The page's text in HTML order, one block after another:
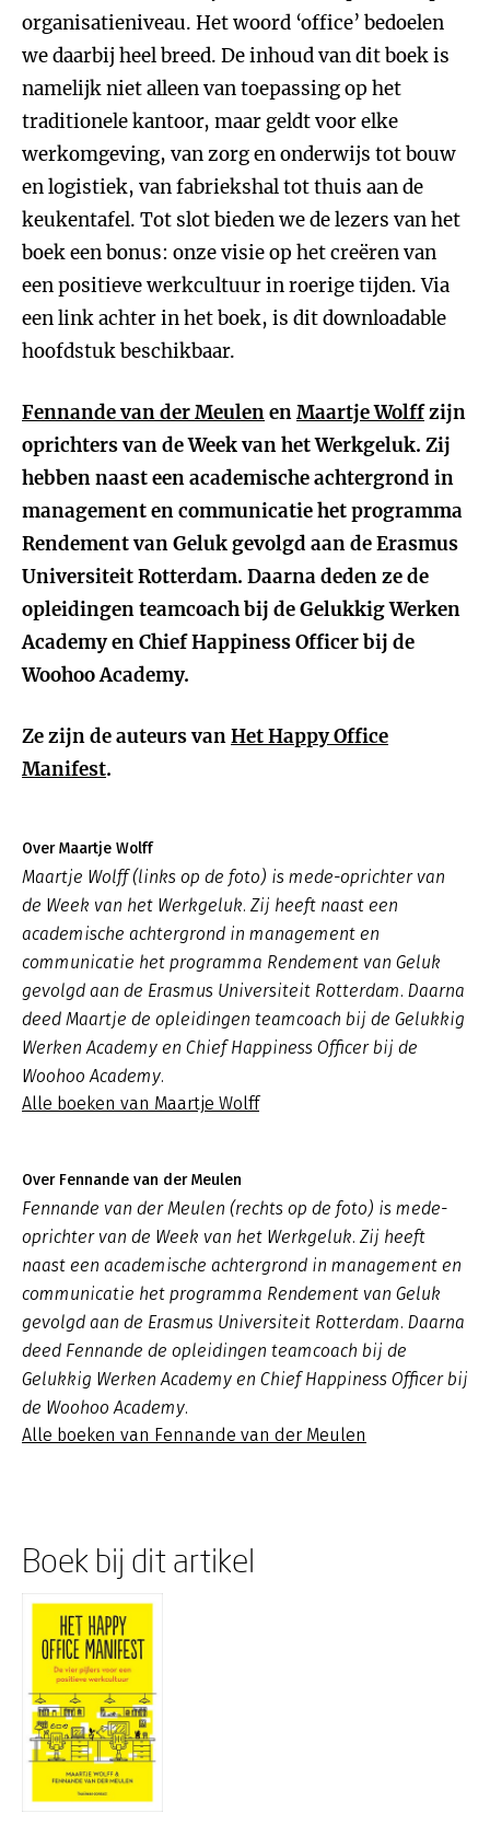
organisatieniveau. Het woord ‘office’ bedoelen
we daarbij heel breed. De inhoud van dit boek is
namelijk niet alleen van toepassing op het
traditionele kantoor, maar geldt voor elke
werkomgeving, van zorg en onderwijs tot bouw
en logistiek, van fabriekshal tot thuis aan de
keukentafel. Tot slot bieden we de lezers van het
boek een bonus: onze visie op het creëren van
een positieve werkcultuur in roerige tijden. Via
een link achter in het boek, is dit downloadable
hoofdstuk beschikbaar.
Fennande van der MeulenenMaartje Wolffzijn
oprichters van de Week van het Werkgeluk. Zij
hebben naast een academische achtergrond in
management en communicatie het programma
Rendement van Geluk gevolgd aan de Erasmus
Universiteit Rotterdam. Daarna deden ze de
opleidingen teamcoach bij de Gelukkig Werken
Academy en Chief Happiness Officer bij de
Woohoo Academy.
Ze zijn de auteurs vanHet Happy Office
Manifest.
Over Maartje Wolff
Maartje Wolff (links op de foto) is mede-oprichter van
de Week van het Werkgeluk. Zij heeft naast een
academische achtergrond in management en
communicatie het programma Rendement van Geluk
gevolgd aan de Erasmus Universiteit Rotterdam. Daarna
deed Maartje de opleidingen teamcoach bij de Gelukkig
Werken Academy en Chief Happiness Officer bij de
Woohoo Academy.
Alle boeken van Maartje Wolff
Over Fennande van der Meulen
Fennande van der Meulen (rechts op de foto) is mede-
oprichter van de Week van het Werkgeluk. Zij heeft
naast een academische achtergrond in management en
communicatie het programma Rendement van Geluk
gevolgd aan de Erasmus Universiteit Rotterdam. Daarna
deed Fennande de opleidingen teamcoach bij de
Gelukkig Werken Academy en Chief Happiness Officer bij
de Woohoo Academy.
Alle boeken van Fennande van der Meulen
Boek bij dit artikel